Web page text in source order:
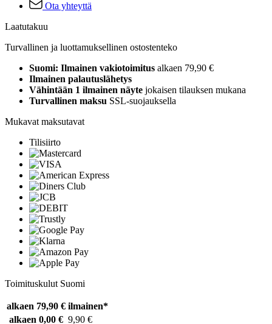
Ota yhteyttä
Laatutakuu
Turvallinen ja luottamuksellinen ostostenteko
Suomi: Ilmainen vakiotoimitus alkaen 79,90 €
Ilmainen palautuslähetys
Vähintään 1 ilmainen näyte jokaisen tilauksen mukana
Turvallinen maksu SSL-suojauksella
Mukavat maksutavat
Tilisiirto
Toimituskulut Suomi
alkaen 79,90 € ilmainen*
alkaen 0,00 € 9,90 €